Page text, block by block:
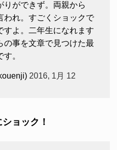
りができず。両親から
われ。すごくショックで
すよ。二年生になれます
の事を文章で見つけた最
。
2016, 1月 12
ョック！